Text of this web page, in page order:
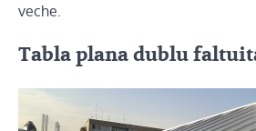
veche.
Tabla plana dublu